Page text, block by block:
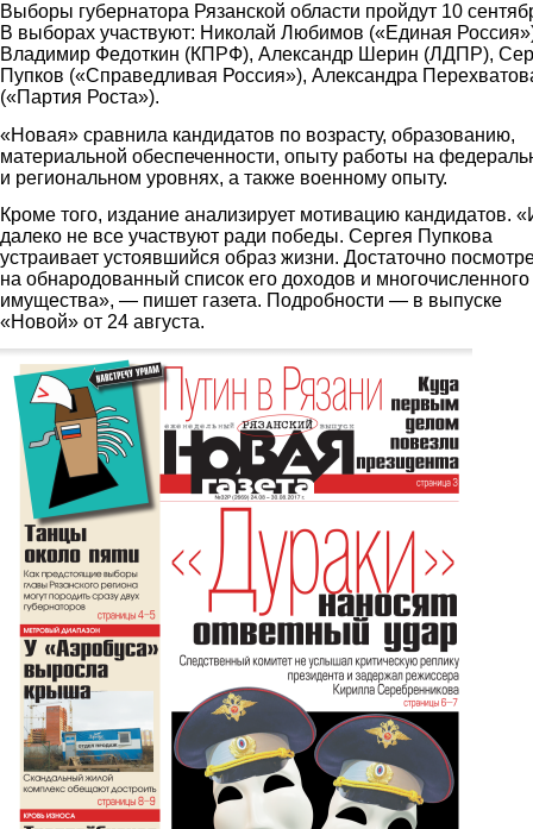
Выборы губернатора Рязанской области пройдут 10
В выборах участвуют: Николай Любимов («Единая
Владимир Федоткин (КПРФ), Александр Шерин (ЛДПР),
Пупков («Справедливая Россия»), Александра
(«Партия Роста»).
«Новая» сравнила кандидатов по возрасту, образованию,
материальной обеспеченности, опыту работы на
и региональном уровнях, а также военному опыту.
Кроме того, издание анализирует мотивацию кандидатов.
далеко не все участвуют ради победы. Сергея Пупкова
устраивает устоявшийся образ жизни. Достаточно
на обнародованный список его доходов и многочисленного
имущества», — пишет газета. Подробности — в выпуске
«Новой» от 24 августа.
1.png